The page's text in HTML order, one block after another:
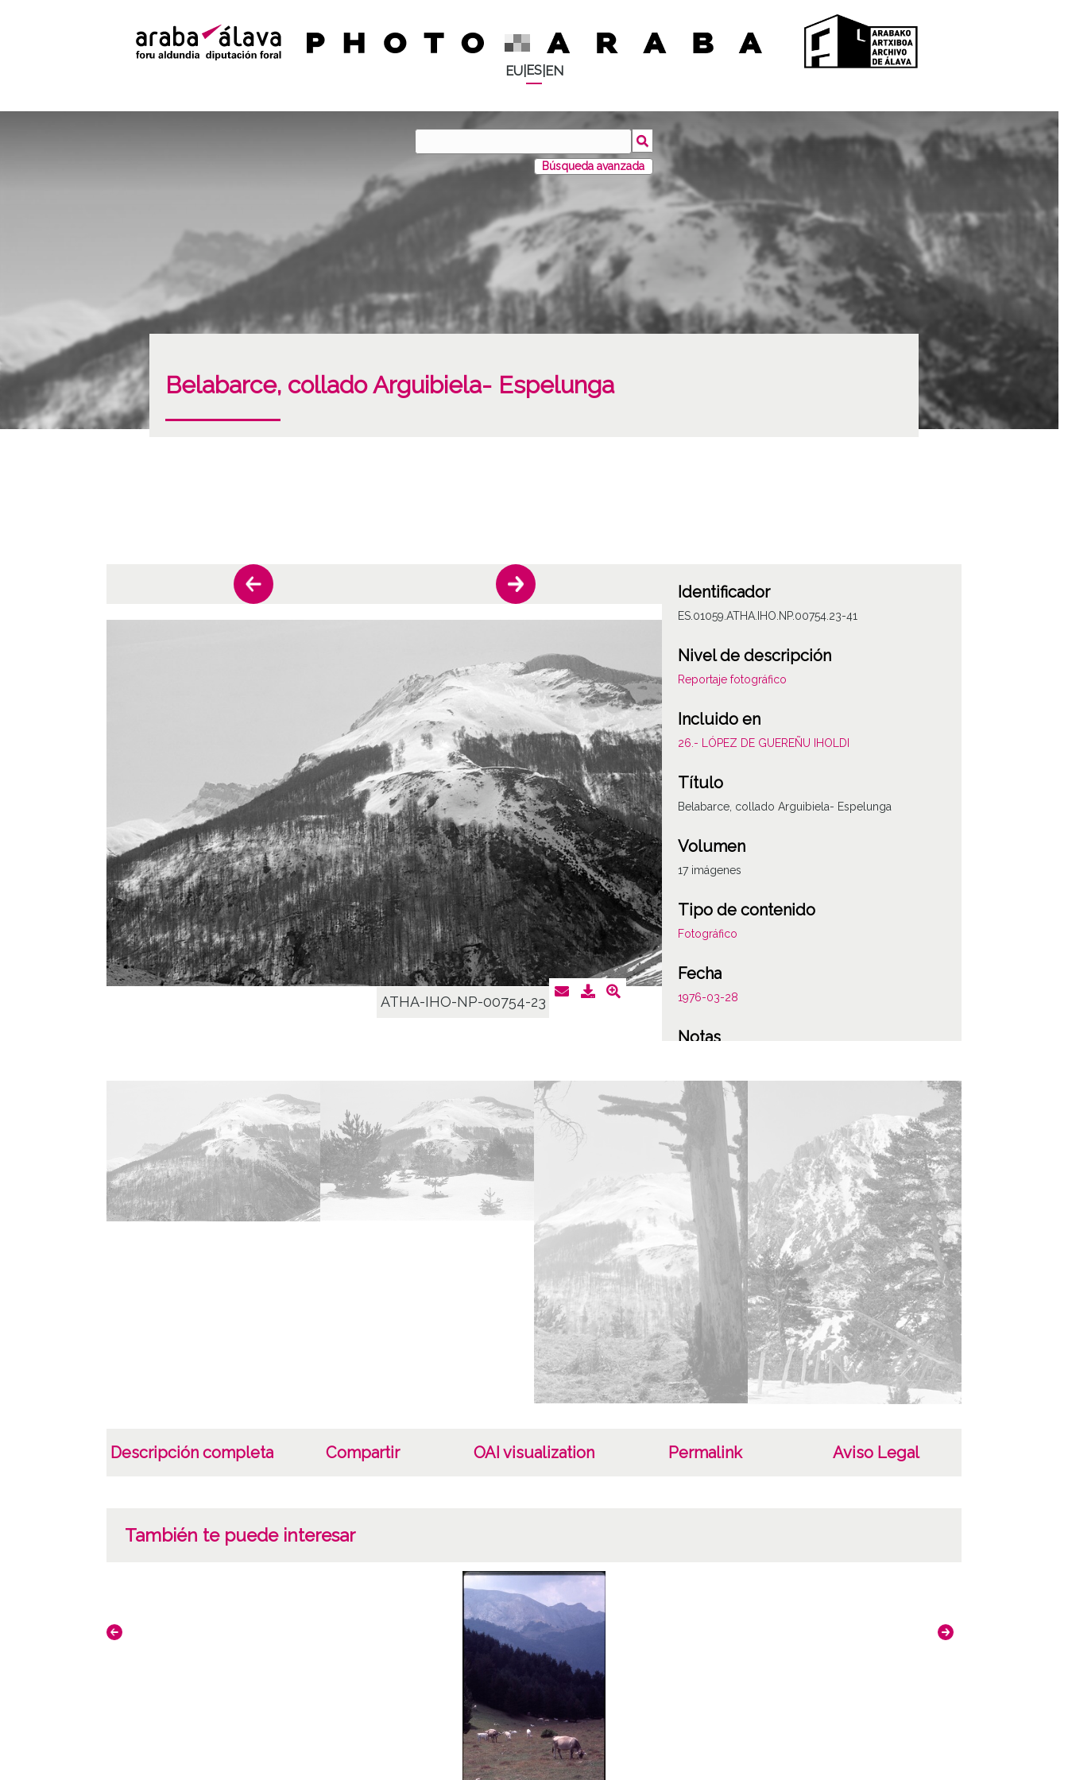
EU| ES| EN
Búsqueda avanzada
Belabarce, collado Arguibiela- Espelunga
ATHA-IHO-NP-00754-23
Identificador
ES.01059.ATHA.IHO.NP.00754.23-41
Nivel de descripción
Reportaje fotográfico
Incluido en
26.- LÓPEZ DE GUEREÑU IHOLDI
Título
Belabarce, collado Arguibiela- Espelunga
Volumen
17 imágenes
Tipo de contenido
Fotográfico
Fecha
1976-03-28
Notas
Licencia de las imágenes
CC BY-NC-SA 4.0
Descripción completa Compartir OAI visualization Permalink Aviso Legal
También te puede interesar